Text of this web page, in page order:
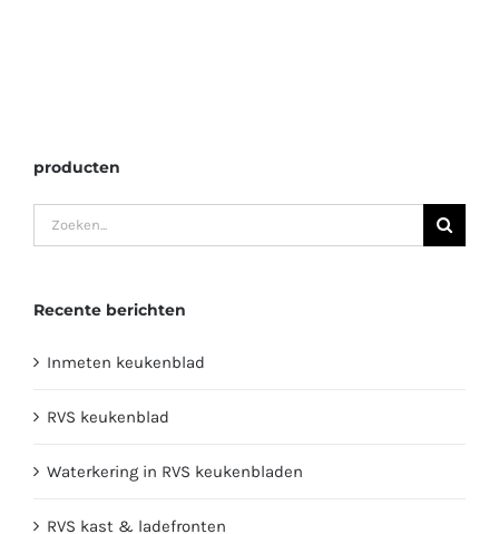
producten
Zoeken
naar:
Recente berichten
Inmeten keukenblad
RVS keukenblad
Waterkering in RVS keukenbladen
RVS kast & ladefronten